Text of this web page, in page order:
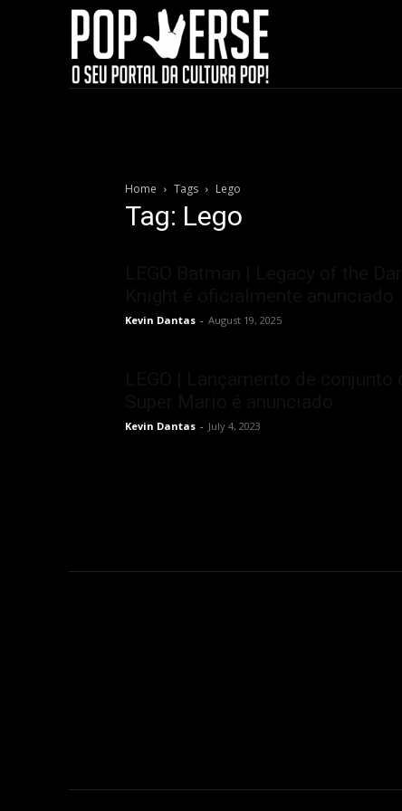
Home Tags Lego
Tag: Lego
Kevin Dantas - August 19, 2025
Kevin Dantas - July 4, 2023